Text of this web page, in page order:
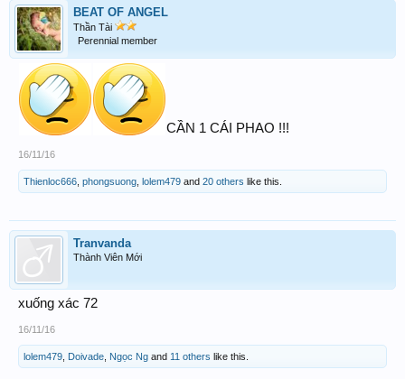
BEAT OF ANGEL
Thần Tài
Perennial member
CẦN 1 CÁI PHAO !!!
16/11/16
Thienloc666 phongsuong lolem479 and 20 others like this.
Tranvanda
Thành Viên Mới
xuống xác 72
16/11/16
lolem479 Doivade Ngọc Ng and 11 others like this.